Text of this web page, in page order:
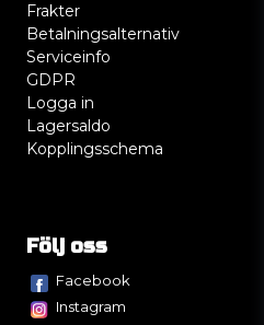
Frakter
Betalningsalternativ
Serviceinfo
GDPR
Logga in
Lagersaldo
Kopplingsschema
Följ oss
Facebook
Instagram